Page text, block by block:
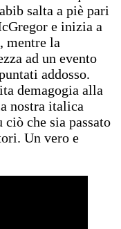
salta a piè pari
e inizia a
mentre la
ad un evento
addosso.
demagogia alla
nostra italica
che sia passato
Un vero e